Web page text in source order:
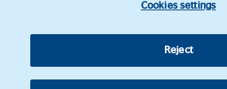
Cookies settings
Reject